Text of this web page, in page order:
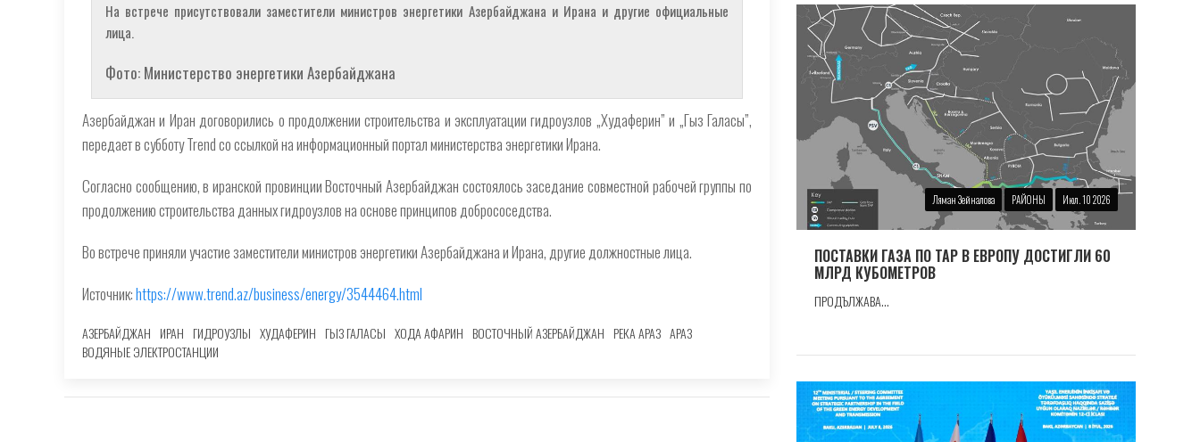
На встрече присутствовали заместители министров энергетики Азербайджана и Ирана и другие официальные
лица.
Фото: Министерство энергетики Азербайджана
Азербайджан и Иран договорились о продолжении строительства и эксплуатации гидроузлов „Худаферин” и „Гыз Галасы”,
передает в субботу Trend со ссылкой на информационный портал министерства энергетики Ирана.
Согласно сообщению, в иранской провинции Восточный Азербайджан состоялось заседание совместной рабочей группы по
продолжению строительства данных гидроузлов на основе принципов добрососедства.
Во встрече приняли участие заместители министров энергетики Азербайджана и Ирана, другие должностные лица.
Источник:https://www.trend.az/business/energy/3544464.html
АЗЕРБАЙДЖАН ИРАН ГИДРОУЗЛЫ ХУДАФЕРИН ГЫЗ ГАЛАСЫ ХОДА АФАРИН ВОСТОЧНЫЙ АЗЕРБАЙДЖАН РЕКА АРАЗ АРАЗ
ВОДЯНЫЕ ЭЛЕКТРОСТАНЦИИ
Ляман Зейналова РАЙОНЫ Июл. 10 2026
ПОСТАВКИ ГАЗА ПО TAP В ЕВРОПУ ДОСТИГЛИ 60
МЛРД КУБОМЕТРОВ
ПРОДЪЛЖАВА...